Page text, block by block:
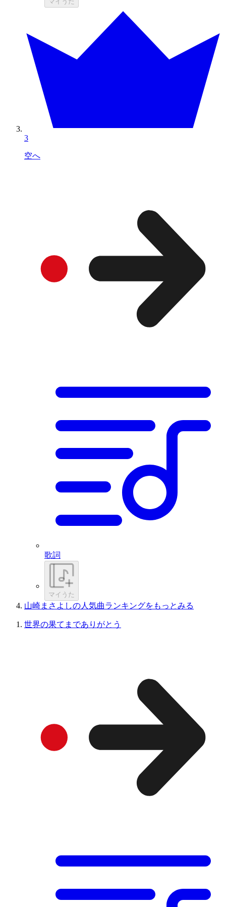
3
空へ
歌詞
マイうた
山崎まさよしの人気曲ランキングをもっとみる
世界の果てまでありがとう